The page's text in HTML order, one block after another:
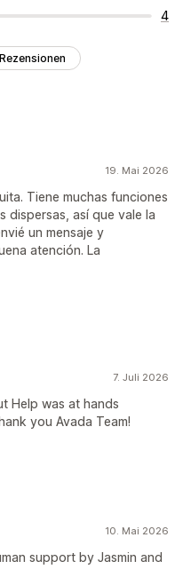
4
19. Mai 2026
Tiene muchas funciones
dispersas, así que vale la
un mensaje y
atención. La
7. Juli 2026
Help was at hands
you Avada Team!
10. Mai 2026
support by Jasmin and